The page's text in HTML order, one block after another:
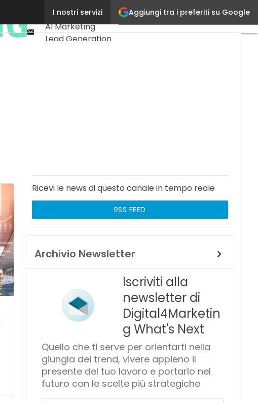
Aggiungi tra i preferiti su Google
I nostri servizi
Youtube-
play
Email
Ultimi articoli
AI Marketing
Lead Generation
Ricevi le news di questo canale in tempo reale
RSS FEED
Archivio Newsletter
Iscriviti alla
newsletter di
Digital4Marketin
g What's Next
Quello che ti serve per orientarti nella
giungla dei trend, vivere appieno il
presente del tuo lavoro e portarlo nel
futuro con le scelte più strategiche